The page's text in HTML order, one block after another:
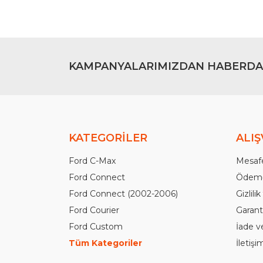
KAMPANYALARIMIZDAN
KATEGORİLER
Ford C-Max
Ford Connect
Ford Connect (2002-2006)
Ford Courier
Ford Custom
Tüm Kategoriler
İade